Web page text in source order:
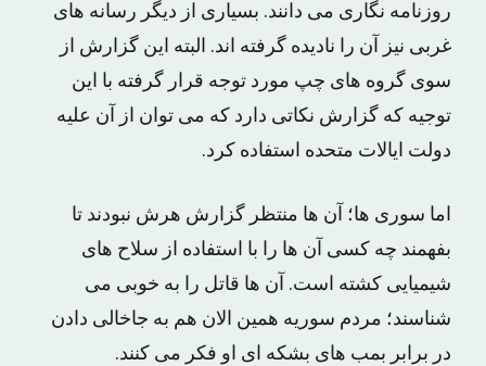
روزنامه نگاری می دانند. بسیاری از دیگر رسانه های
غربی نیز آن را نادیده گرفته اند. البته این گزارش از
سوی گروه های چپ مورد توجه قرار گرفته با این
توجیه که گزارش نکاتی دارد که می توان از آن علیه
دولت ایالات متحده استفاده کرد.
اما سوری ها؛ آن ها منتظر گزارش هرش نبودند تا
بفهمند چه کسی آن ها را با استفاده از سلاح های
شیمیایی کشته است. آن ها قاتل را به خوبی می
شناسند؛ مردم سوریه همین الان هم به جاخالی دادن
در برابر بمب های بشکه ای او فکر می کنند.